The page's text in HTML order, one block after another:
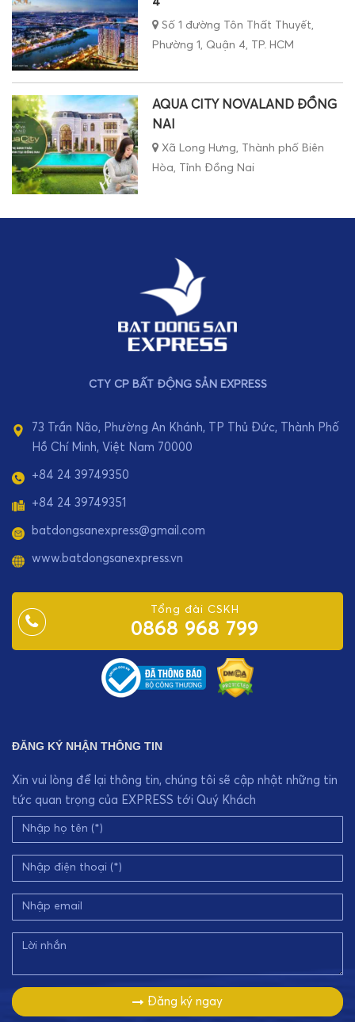
Số 1 đường Tôn Thất Thuyết,
Phường 1, Quận 4, TP. HCM
AQUA CITY NOVALAND ĐỒNG
NAI
Xã Long Hưng, Thành phố Biên
Hòa, Tỉnh Đồng Nai
CTY CP BẤT ĐỘNG SẢN EXPRESS
73 Trần Não, Phường An Khánh, TP Thủ Đức, Thành Phố
Hồ Chí Minh, Việt Nam 70000
+84 24 39749350
+84 24 39749351
batdongsanexpress@gmail.com
www.batdongsanexpress.vn
Tổng đài CSKH
0868 968 799
ĐĂNG KÝ NHẬN THÔNG TIN
Xin vui lòng để lại thông tin, chúng tôi sẽ cập nhật những tin
tức quan trọng của EXPRESS tới Quý Khách
Đăng ký ngay